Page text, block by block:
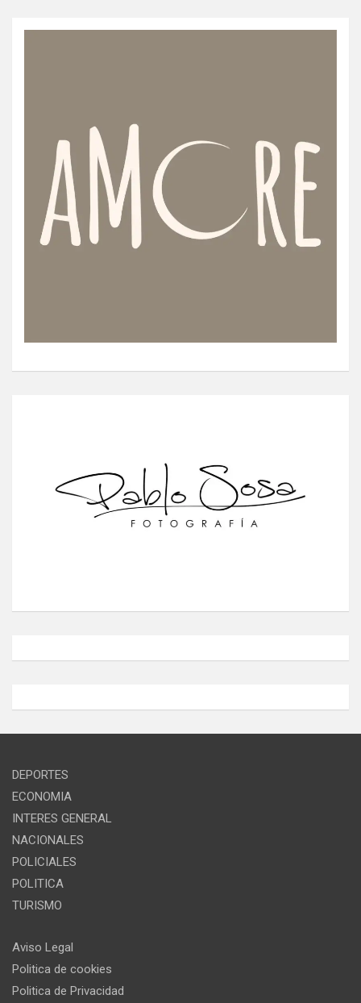
DEPORTES
ECONOMIA
INTERES GENERAL
NACIONALES
POLICIALES
POLITICA
TURISMO
Aviso Legal
Politica de cookies
Politica de Privacidad